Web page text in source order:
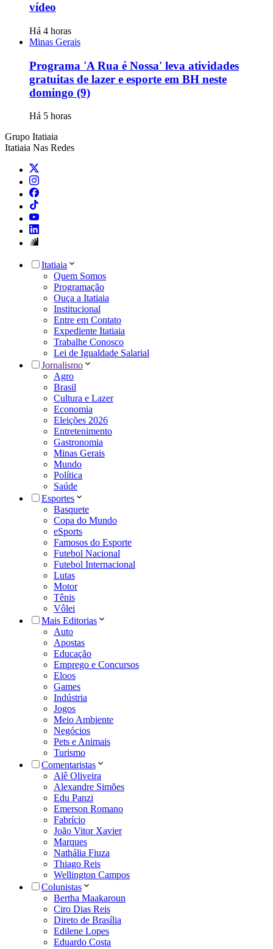
vídeo
Há 4 horas
Minas Gerais
Programa 'A Rua é Nossa' leva atividades
gratuitas de lazer e esporte em BH neste
domingo (9)
Há 5 horas
Grupo Itatiaia
Itatiaia Nas Redes
Itatiaia
Quem Somos
Programação
Ouça a Itatiaia
Institucional
Entre em Contato
Expediente Itatiaia
Trabalhe Conosco
Lei de Igualdade Salarial
Jornalismo
Agro
Brasil
Cultura e Lazer
Economia
Eleições 2026
Entretenimento
Gastronomia
Minas Gerais
Mundo
Política
Saúde
Esportes
Basquete
Copa do Mundo
eSports
Famosos do Esporte
Futebol Nacional
Futebol Internacional
Lutas
Motor
Tênis
Vôlei
Mais Editorias
Auto
Apostas
Educação
Emprego e Concursos
Eloos
Games
Indústria
Jogos
Meio Ambiente
Negócios
Pets e Animais
Turismo
Comentaristas
Alê Oliveira
Alexandre Simões
Edu Panzi
Emerson Romano
Fabrício
João Vitor Xavier
Marques
Nathália Fiuza
Thiago Reis
Wellington Campos
Colunistas
Bertha Maakaroun
Ciro Dias Reis
Direto de Brasília
Edilene Lopes
Eduardo Costa